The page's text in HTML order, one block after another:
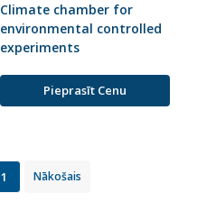
Climate chamber for
environmental controlled
experiments
Pieprasīt Cenu
1 Nākošais